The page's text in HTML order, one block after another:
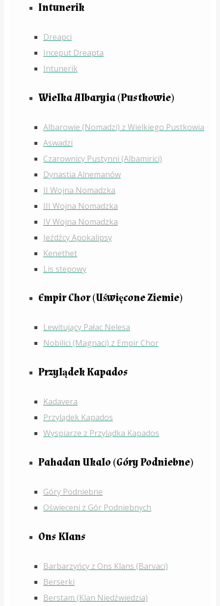
Intunerik
Dreapci
Inceput Dreapta
Intunerik
Wielka Albaryia (Pustkowie)
Albarowie (Nomadzi) z Wielkiego Pustkowia
Aswadzi
Czarownicy Pustynni (Albamirici)
Dynastia Alnemanów
II Wojna Nomadzka
III Wojna Nomadzka
IV Wojna Nomadzka
Jeźdźcy Apokalipsy
Kenethet
Lis stepowy
Empir Chor (Uświęcone Ziemie)
Lewitujący Pałac Nelesa
Nobilici (Magnaci) z Empir Chor
Przylądek Kapados
Kadavera
Przylądek Kapados
Wyspiarze z Przylądka Kapados
Pahadan Ukalo (Góry Podniebne)
Góry Podniebne
Oświeceni z Gór Podniebnych
Ons Klans
Barbarzyńcy z Ons Klans (Barvaci)
Berserki
Berstam (Klan Niedźwiedzia)